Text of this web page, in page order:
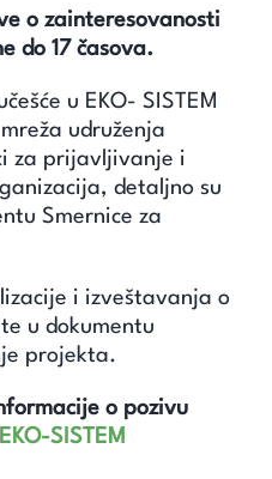
o zainteresovanosti
do 17 časova.
u EKO- SISTEM
udruženja
za prijavljivanje i
detaljno su
Smernice za
i izveštavanja o
u dokumentu
projekta.
o pozivu
EKO-SISTEM